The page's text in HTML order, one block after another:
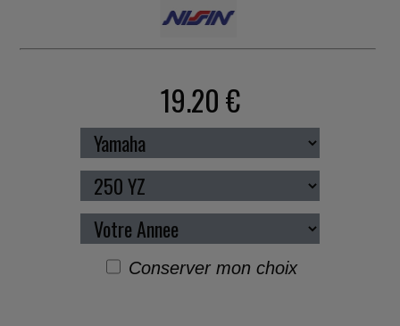
19.20 €
Conserver mon choix